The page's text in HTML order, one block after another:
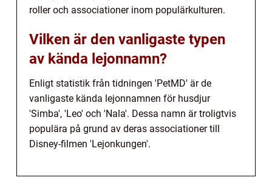
roller och associationer inom populärkulturen.
Vilken är den vanligaste typen
av kända lejonnamn?
Enligt statistik från tidningen 'PetMD' är de
vanligaste kända lejonnamnen för husdjur
'Simba', 'Leo' och 'Nala'. Dessa namn är troligtvis
populära på grund av deras associationer till
Disney-filmen 'Lejonkungen'.